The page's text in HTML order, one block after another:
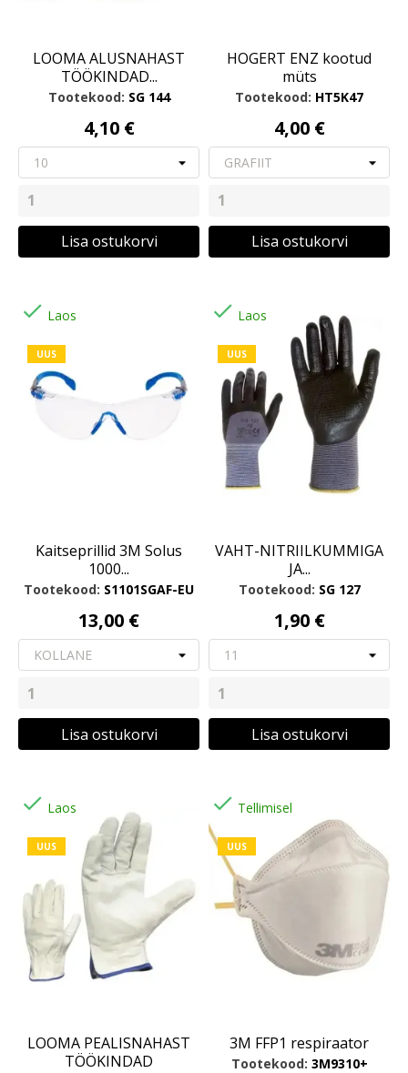
LOOMA ALUSNAHAST
TÖÖKINDAD...
Tootekood: SG 144
4,10 €
Lisa ostukorvi
HOGERT ENZ kootud
müts
Tootekood: HT5K47
4,00 €
Lisa ostukorvi
 Laos
UUS
Kaitseprillid 3M Solus
1000...
Tootekood: S1101SGAF-EU
13,00 €
Lisa ostukorvi
 Laos
UUS
VAHT-NITRIILKUMMIGA
JA...
Tootekood: SG 127
1,90 €
Lisa ostukorvi
 Laos
UUS
LOOMA PEALISNAHAST
TÖÖKINDAD
 Tellimisel
UUS
3M FFP1 respiraator
Tootekood: 3M9310+